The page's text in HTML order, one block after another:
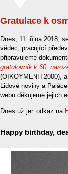
Gratulace k
Dnes, 11. října 2018,
vědec, pracující
připravujeme
gratulovník k 60.
(OIKOYMENH 2000),
Lidové noviny a
webu děkujeme jejich
Dnes už jen odkaz na
Happy birthday,